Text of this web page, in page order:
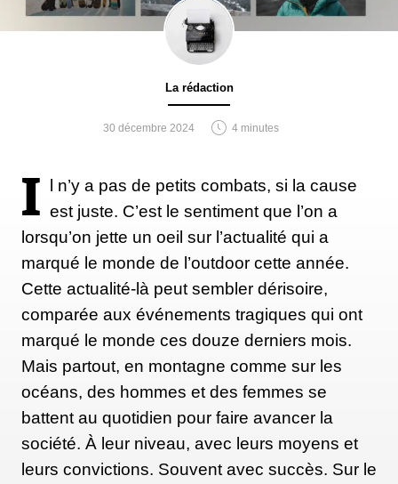
La rédaction
30 décembre 2024 4 minutes
I
l n’y a pas de petits combats, si la cause
est juste. C’est le sentiment que l’on a
lorsqu’on jette un oeil sur l’actualité qui a
marqué le monde de l’outdoor cette année.
Cette actualité-là peut sembler dérisoire,
comparée aux événements tragiques qui ont
marqué le monde ces douze derniers mois.
Mais partout, en montagne comme sur les
océans, des hommes et des femmes se
battent au quotidien pour faire avancer la
société. À leur niveau, avec leurs moyens et
leurs convictions. Souvent avec succès. Sur le